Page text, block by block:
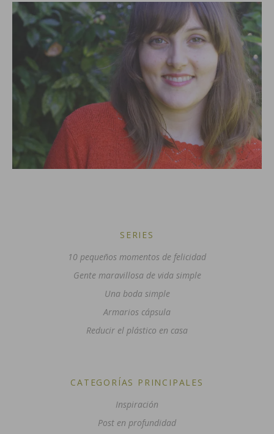
SERIES
10 pequeños momentos de felicidad
Gente maravillosa de vida simple
Una boda simple
Armarios cápsula
Reducir el plástico en casa
CATEGORÍAS PRINCIPALES
Inspiración
Post en profundidad